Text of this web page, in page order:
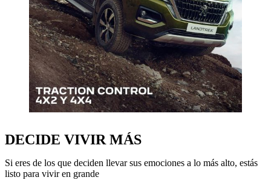
DECIDE VIVIR MÁS
Si eres de los que deciden llevar sus emociones a lo más alto, estás
listo para vivir en grande